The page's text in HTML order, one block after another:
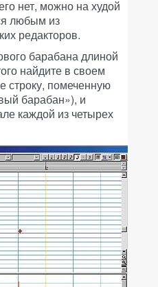
нет, можно на худой
любым из
редакторов.
барабана длиной
найдите в своем
строку, помеченную
барабан»), и
каждой из четырех